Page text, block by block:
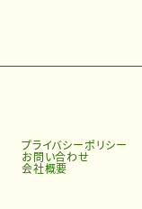
プライバシーポリシー
お問い合わせ
会社概要